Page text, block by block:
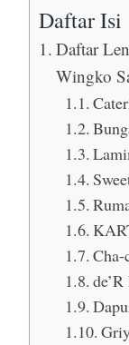
Daftar Isi
Daftar
Wingko